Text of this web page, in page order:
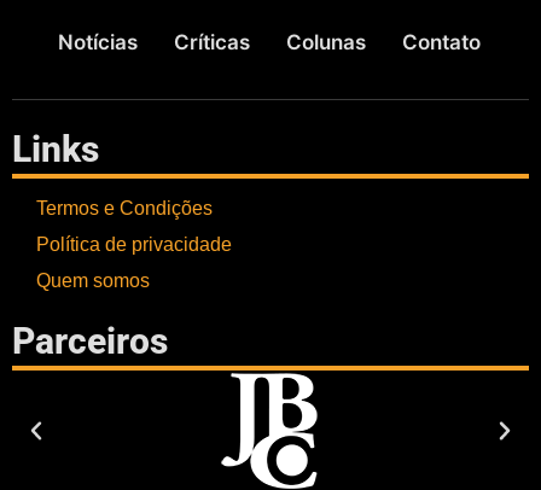
Notícias Críticas Colunas Contato
Links
Termos e Condições
Política de privacidade
Quem somos
Parceiros